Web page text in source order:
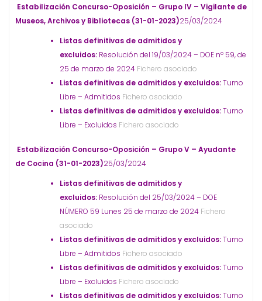
Estabilización Concurso-Oposición – Grupo IV – Vigilante de
Museos, Archivos y Bibliotecas (31-01-2023)25/03/2024
Listas definitivas de admitidos y
excluidos: Resolución del 19/03/2024 – DOE nº 59, de
25 de marzo de 2024 Fichero asociado
Listas definitivas de admitidos y excluidos:Turno
Libre – Admitidos Fichero asociado
Listas definitivas de admitidos y excluidos:Turno
Libre – Excluidos Fichero asociado
Estabilización Concurso-Oposición – Grupo V – Ayudante
de Cocina (31-01-2023)25/03/2024
Listas definitivas de admitidos y
excluidos: Resolución del 25/03/2024 – DOE
NÚMERO 59 Lunes 25 de marzo de 2024 Fichero
asociado
Listas definitivas de admitidos y excluidos:Turno
Libre – Admitidos Fichero asociado
Listas definitivas de admitidos y excluidos:Turno
Libre – Excluidos Fichero asociado
Listas definitivas de admitidos y excluidos:Turno